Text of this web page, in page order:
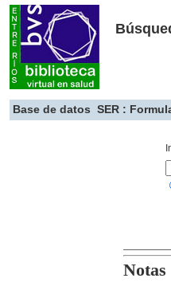
Base de datos SER :
Notas